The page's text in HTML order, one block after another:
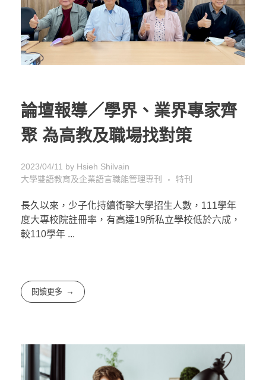
論壇報導／學界、業界專家齊
聚 為高教及職場找對策
2023/04/11 by Hsieh Shilvain
大學雙語教育及企業語言職能管理專刊
特刊
長久以來，少子化持續衝擊大學招生人數，111學年
度大專校院註冊率，有高達19所私立學校低於六成，
較110學年 ...
閱讀更多